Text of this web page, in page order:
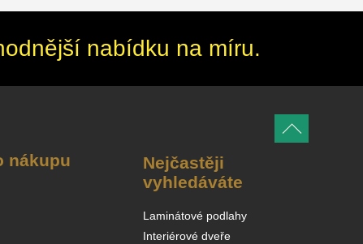
nabídku na míru.
nákupu
Nejčastěji
vyhledáváte
Laminátové podlahy
Interiérové dveře